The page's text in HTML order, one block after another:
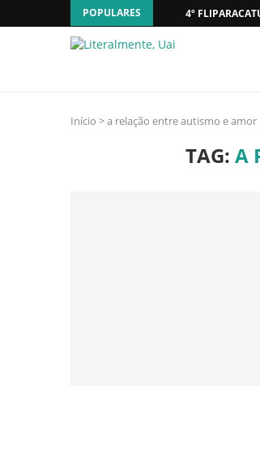
POPULARES 4º
Início >a relação entre autismo e amor
TAG:A